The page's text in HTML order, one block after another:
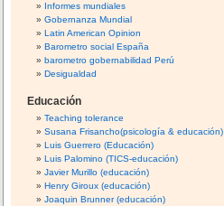
Informes mundiales
Gobernanza Mundial
Latin American Opinion
Barometro social España
barometro gobernabilidad Perú
Desigualdad
Educación
Teaching tolerance
Susana Frisancho(psicología & educación)
Luis Guerrero (Educación)
Luis Palomino (TICS-educación)
Javier Murillo (educación)
Henry Giroux (educación)
Joaquin Brunner (educación)